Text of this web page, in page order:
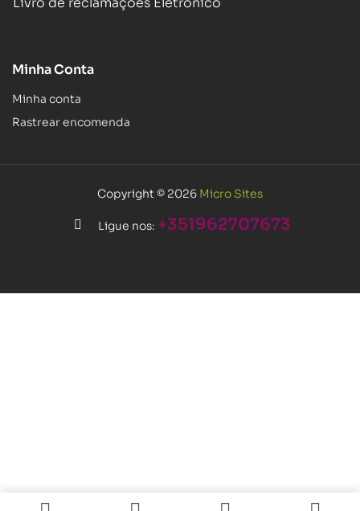
Minha Conta
Minha conta
Rastrear encomenda
Copyright © 2026 Micro Sites
Ligue nos: +351962707673